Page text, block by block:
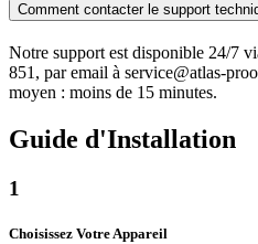
Comment contacter le support
Notre support est disponible 24/7
851, par email à service@atlas-
moyen : moins de 15 minutes.
Guide d'Installation
1
Choisissez Votre Appareil